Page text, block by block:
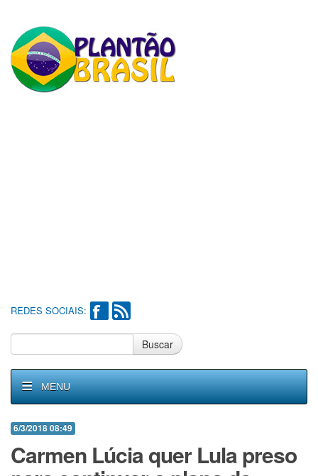
REDES SOCIAIS:
Buscar
MENU
6/3/2018 08:49
Carmen Lúcia quer Lula preso